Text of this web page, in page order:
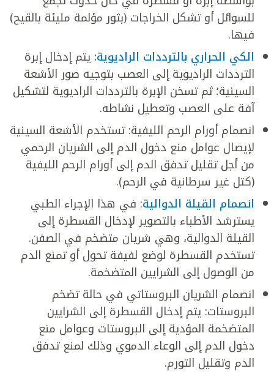
للسوائل أو تشكل الخراجات (بثور مؤلمة مليئة بالقيح)
فيها.
الكي الحراري بالترددات الراديوية: يتم إدخال إبرة
الترددات الراديوية إلى العصب بتوجيه صور الأشعة
السينية؛ ثم تسخن الإبرة بالترددات الراديوية لتشكيل
آفة على العصب وتعطيل نشاطه.
انصمام أورام الرحم الليفية: تستخدم الأشعة السينية
لإيصال عوامل منع دخول الدم إلى الشريان الرحمي
من أجل تقليل تدفق الدم إلى أورام الرحم الليفية
(كتل غير سرطانية في الرحم).
انصمام القيلة الدوالية: في هذا الإجراء الطبي
يسترشد الأطباء بالتصوير لإدخال القسطرة إلى
القيلة الدوالية، وهي شريان متضخم في الصفن.
تستخدم القسطرة لوضع لفيفة تحول أو تمنع الدم
من الوصول إلى الشرايين المتضخمة.
انصمام الشريان البروستاتي في حالة تضخم
البروستات: يتم إدخال القسطرة إلى الشرايين
المتضخمة المؤدية إلى البروستات وعوامل منع
دخول الدم إلى الوعاء الدموي وذلك لمنع تدفق
الدم وتقليل التورم.